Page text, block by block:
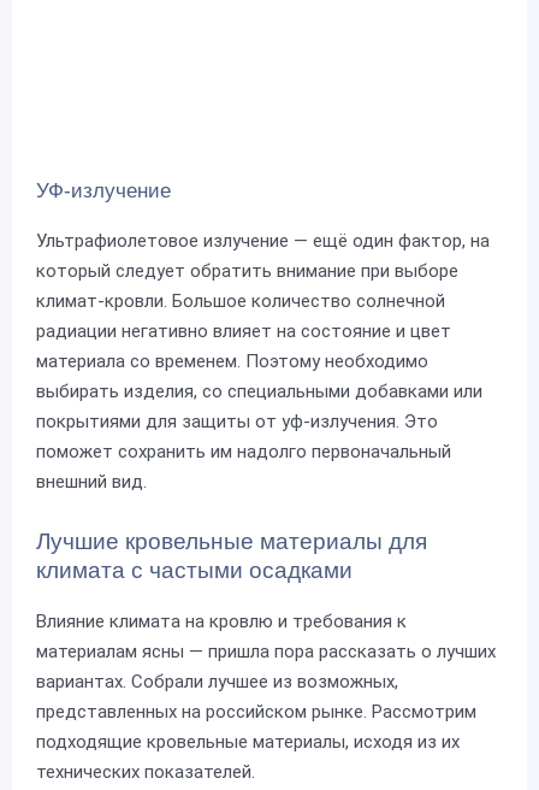
УФ-излучение
Ультрафиолетовое излучение — ещё один фактор, на
который следует обратить внимание при выборе
климат-кровли. Большое количество солнечной
радиации негативно влияет на состояние и цвет
материала со временем. Поэтому необходимо
выбирать изделия, со специальными добавками или
покрытиями для защиты от уф-излучения. Это
поможет сохранить им надолго первоначальный
внешний вид.
Лучшие кровельные материалы для
климата с частыми осадками
Влияние климата на кровлю и требования к
материалам ясны — пришла пора рассказать о лучших
вариантах. Собрали лучшее из возможных,
представленных на российском рынке. Рассмотрим
подходящие кровельные материалы, исходя из их
технических показателей.